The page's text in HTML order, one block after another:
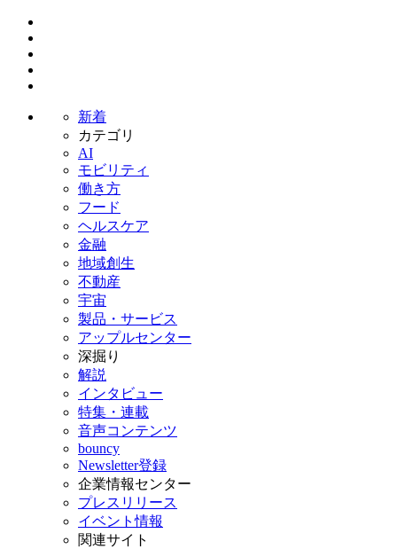
新着
カテゴリ
AI
モビリティ
働き方
フード
ヘルスケア
金融
地域創生
不動産
宇宙
製品・サービス
アップルセンター
深掘り
解説
インタビュー
特集・連載
音声コンテンツ
bouncy
Newsletter登録
企業情報センター
プレスリリース
イベント情報
関連サイト